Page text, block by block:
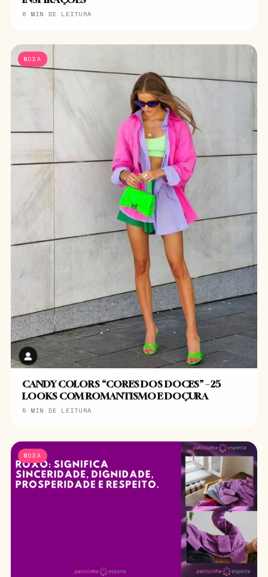
6 MIN DE LEITURA
MODA
CANDY COLORS “CORES DOS DOCES” – 25
LOOKS COM ROMANTISMO E DOÇURA
5 MIN DE LEITURA
MODA